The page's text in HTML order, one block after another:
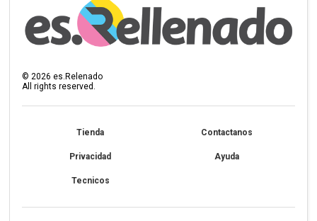
©2026 es.Relenado
All rights reserved.
Tienda Contactanos
Privacidad Ayuda
Tecnicos